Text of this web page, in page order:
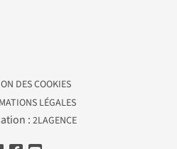
DES COOKIES
LÉGALES
:2LAGENCE